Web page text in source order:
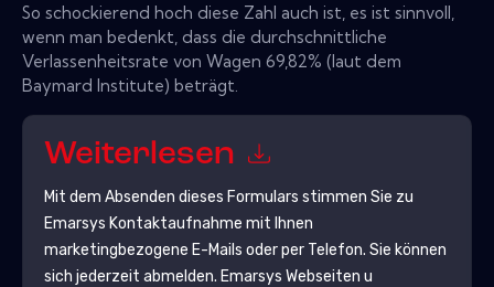
So schockierend hoch diese Zahl auch ist, es ist sinnvoll,
wenn man bedenkt, dass die durchschnittliche
Verlassenheitsrate von Wagen 69,82% (laut dem
Baymard Institute) beträgt.
Weiterlesen
Mit dem Absenden dieses Formulars stimmen Sie zu
Emarsys Kontaktaufnahme mit Ihnen
marketingbezogene E-Mails oder per Telefon. Sie können
sich jederzeit abmelden. Emarsys Webseiten u